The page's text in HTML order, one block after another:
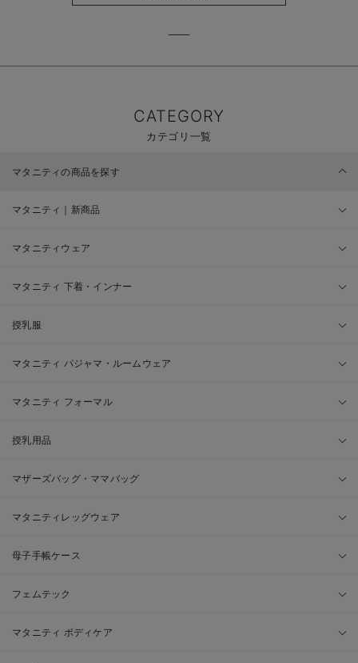
CATEGORY
カテゴリ一覧
マタニティの商品を探す
マタニティ｜新商品
マタニティウェア
マタニティ 下着・インナー
授乳服
マタニティ パジャマ・ルームウェア
マタニティ フォーマル
授乳用品
マザーズバッグ・ママバッグ
マタニティレッグウェア
母子手帳ケース
フェムテック
マタニティ ボディケア